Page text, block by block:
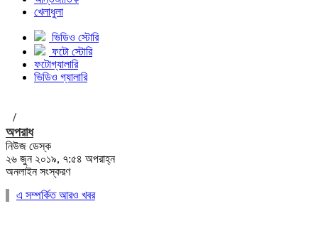
খেলাধুলা
ভিডিও স্টোরি
ফটো স্টোরি
ফটোগ্যালারি
ভিডিও গ্যালারি
/
অপরাধ
নিউজ ডেস্ক
২৬ জুন ২০১৯, ৭:৫৪ অপরাহ্ন
অনলাইন সংস্করণ
এ সম্পর্কিত আরও খবর